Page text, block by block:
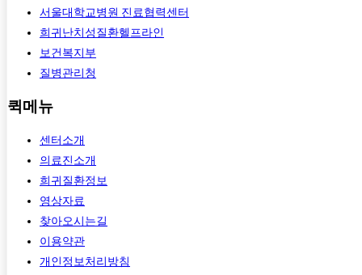
서울대학교병원 진료협력센터
희귀난치성질환헬프라인
보건복지부
질병관리청
퀵메뉴
센터소개
의료진소개
희귀질환정보
영상자료
찾아오시는길
이용약관
개인정보처리방침